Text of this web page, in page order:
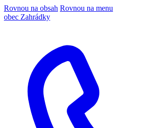
Rovnou na obsah Rovnou na menu
obec Zahrádky